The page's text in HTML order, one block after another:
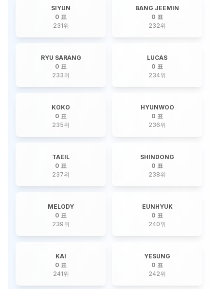
SIYUN
0 표
231위
BANG JEEMIN
0 표
232위
RYU SARANG
0 표
233위
LUCAS
0 표
234위
KOKO
0 표
235위
HYUNWOO
0 표
236위
TAEIL
0 표
237위
SHINDONG
0 표
238위
MELODY
0 표
239위
EUNHYUK
0 표
240위
KAI
0 표
241위
YESUNG
0 표
242위